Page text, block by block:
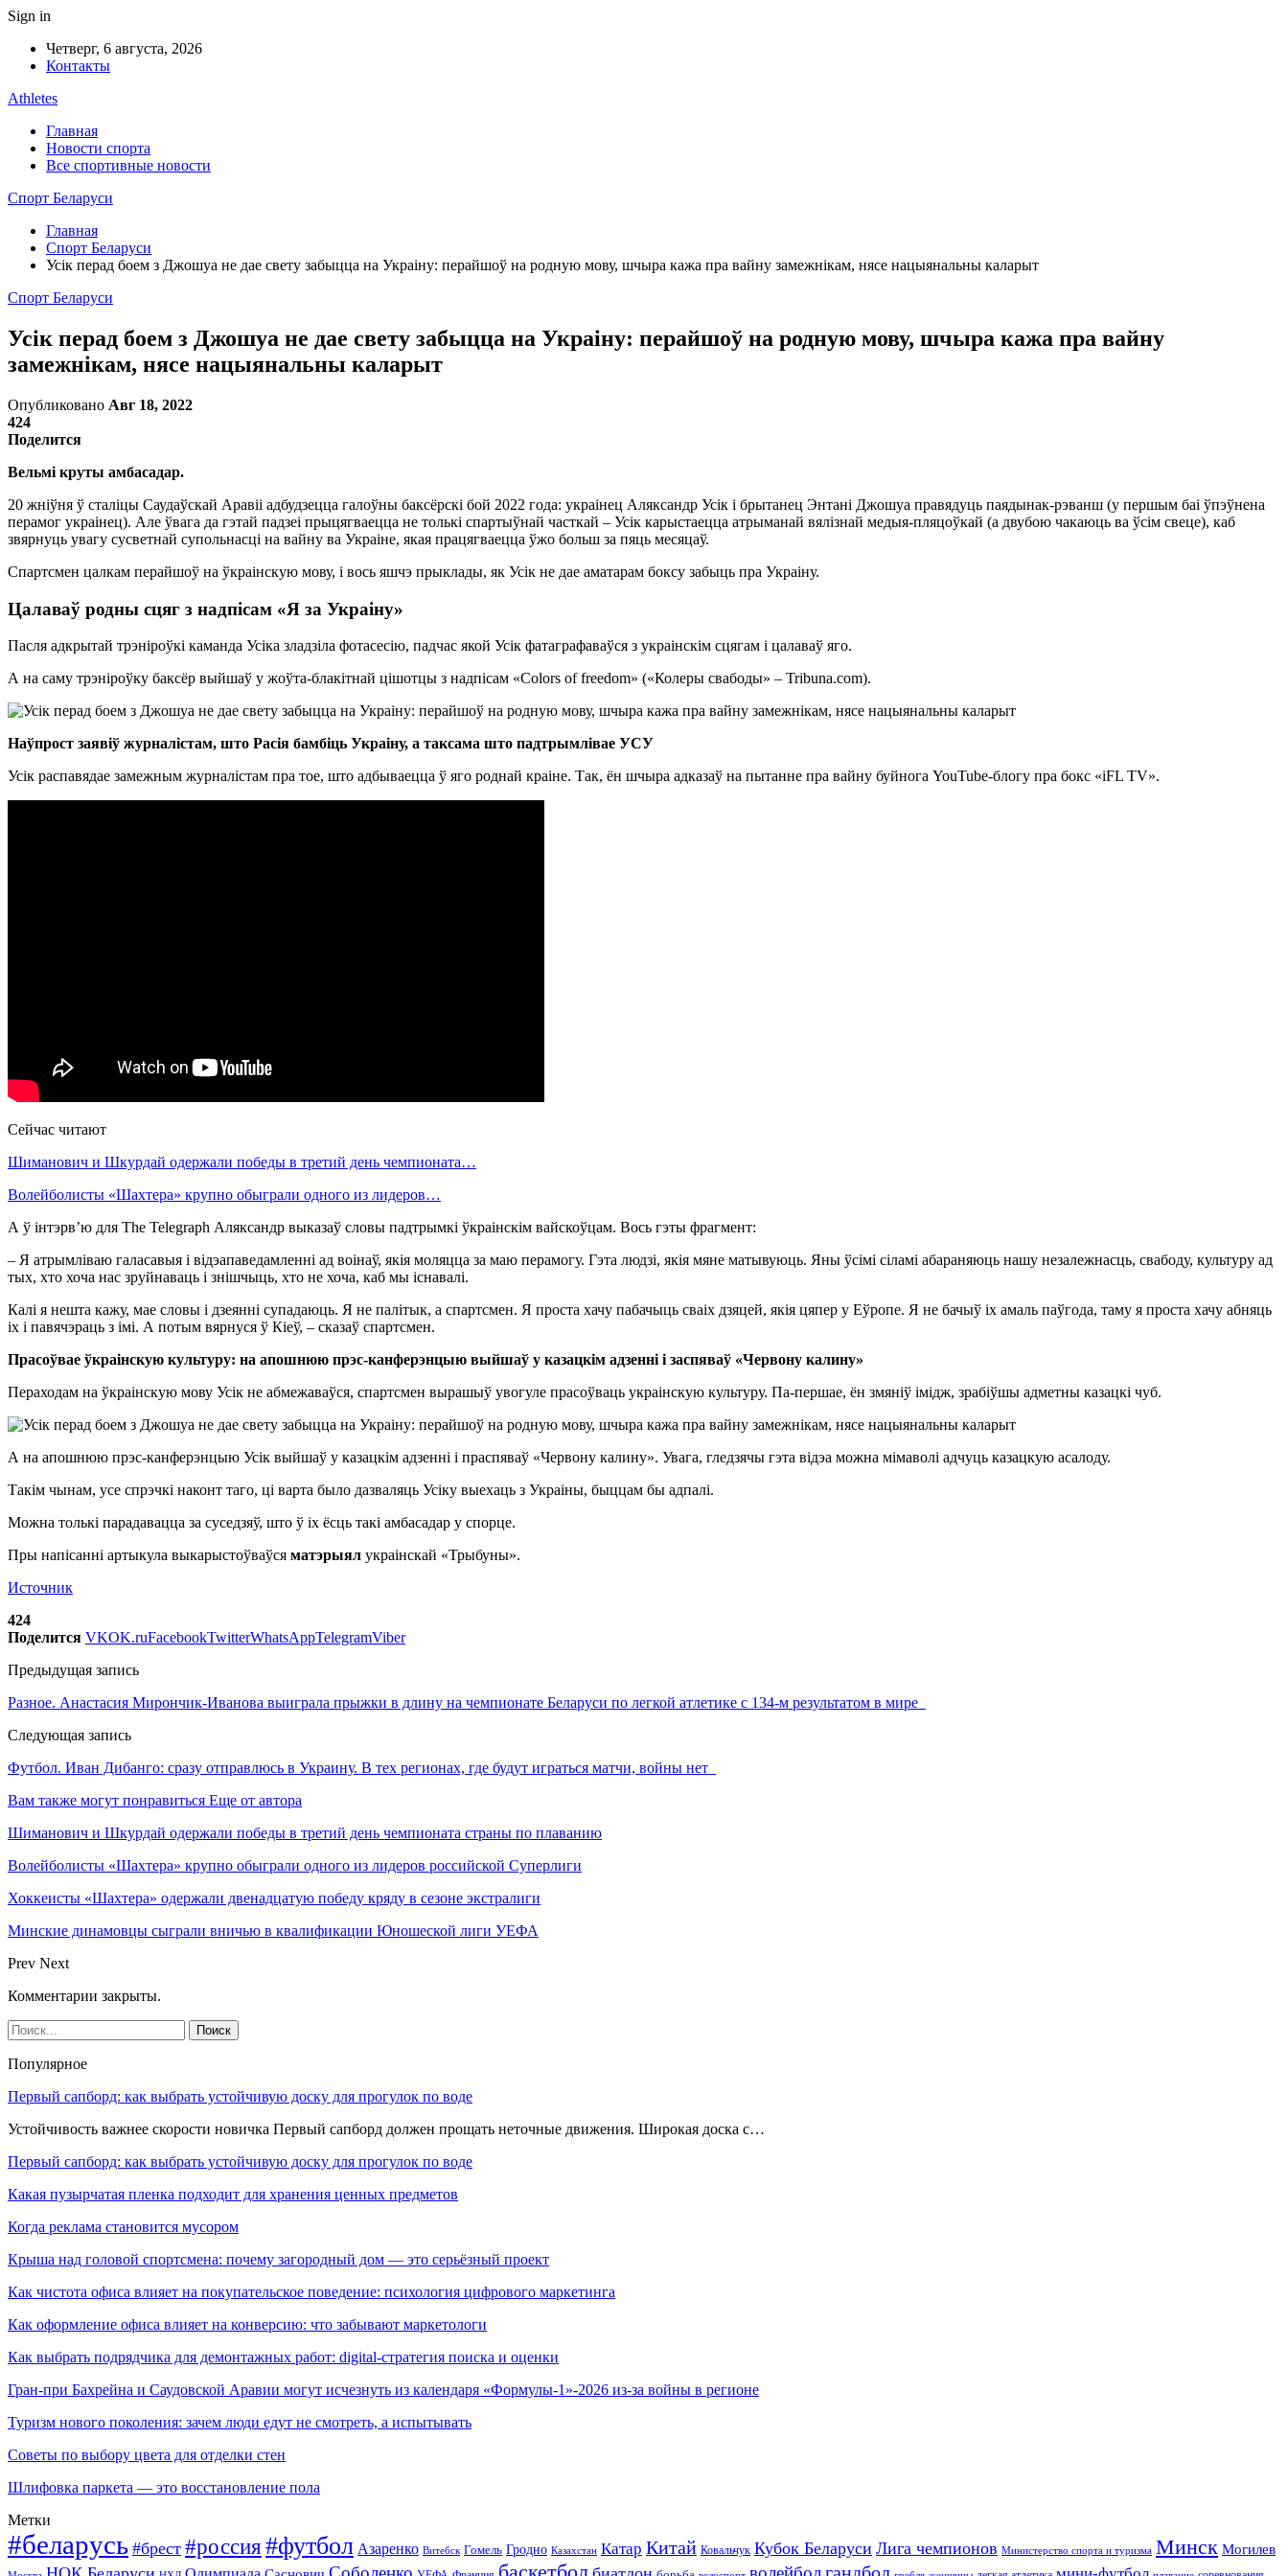
Sign in
Четверг, 6 августа, 2026
Контакты
Athletes
Главная
Новости спорта
Все спортивные новости
Спорт Беларуси
Главная
Спорт Беларуси
Усік перад боем з Джошуа не дае свету забыцца на Украіну: перайшоў на родную мову, шчыра кажа пра вайну замежнікам, нясе нацыянальны каларыт
Спорт Беларуси
Усік перад боем з Джошуа не дае свету забыцца на Украіну: перайшоў на родную мову, шчыра кажа пра вайну
замежнікам, нясе нацыянальны каларыт
Опубликовано Авг 18, 2022
424
Поделится
Вельмі круты амбасадар.
20 жніўня ў сталіцы Саудаўскай Аравіі адбудзецца галоўны баксёрскі бой 2022 года: украінец Аляксандр Усік і брытанец Энтані Джошуа правядуць паядынак-рэванш (у першым баі ўпэўнена
перамог украінец). Але ўвага да гэтай падзеі прыцягваецца не толькі спартыўнай часткай – Усік карыстаецца атрыманай вялізнай медыя-пляцоўкай (а двубою чакаюць ва ўсім свеце), каб
звярнуць увагу сусветнай супольнасці на вайну ва Украіне, якая працягваецца ўжо больш за пяць месяцаў.
Спартсмен цалкам перайшоў на ўкраінскую мову, і вось яшчэ прыклады, як Усік не дае аматарам боксу забыць пра Украіну.
Цалаваў родны сцяг з надпісам «Я за Украіну»
Пасля адкрытай трэніроўкі каманда Усіка зладзіла фотасесію, падчас якой Усік фатаграфаваўся з украінскім сцягам і цалаваў яго.
А на саму трэніроўку баксёр выйшаў у жоўта-блакітнай цішотцы з надпісам «Colors of freedom» («Колеры свабоды» – Tribuna.com).
Наўпрост заявіў журналістам, што Расія бамбіць Украіну, а таксама што падтрымлівае УСУ
Усік распавядае замежным журналістам пра тое, што адбываецца ў яго роднай краіне. Так, ён шчыра адказаў на пытанне пра вайну буйнога YouTube-блогу пра бокс «iFL TV».
Сейчас читают
Шиманович и Шкурдай одержали победы в третий день чемпионата…
Волейболисты «Шахтера» крупно обыграли одного из лидеров…
А ў інтэрв’ю для The Telegraph Аляксандр выказаў словы падтрымкі ўкраінскім вайскоўцам. Вось гэты фрагмент:
– Я атрымліваю галасавыя і відэапаведамленні ад воінаў, якія моляцца за маю перамогу. Гэта людзі, якія мяне матывуюць. Яны ўсімі сіламі абараняюць нашу незалежнасць, свабоду, культуру ад
тых, хто хоча нас зруйнаваць і знішчыць, хто не хоча, каб мы існавалі.
Калі я нешта кажу, мае словы і дзеянні супадаюць. Я не палітык, а спартсмен. Я проста хачу пабачыць сваіх дзяцей, якія цяпер у Еўропе. Я не бачыў іх амаль паўгода, таму я проста хачу абняць
іх і павячэраць з імі. А потым вярнуся ў Кіеў, – сказаў спартсмен.
Прасоўвае ўкраінскую культуру: на апошнюю прэс-канферэнцыю выйшаў у казацкім адзенні і заспяваў «Червону калину»
Пераходам на ўкраінскую мову Усік не абмежаваўся, спартсмен вырашыў увогуле прасоўваць украінскую культуру. Па-першае, ён змяніў імідж, зрабіўшы адметны казацкі чуб.
А на апошнюю прэс-канферэнцыю Усік выйшаў у казацкім адзенні і праспяваў «Червону калину». Увага, гледзячы гэта відэа можна мімаволі адчуць казацкую асалоду.
Такім чынам, усе спрэчкі наконт таго, ці варта было дазваляць Усіку выехаць з Украіны, быццам бы адпалі.
Можна толькі парадавацца за суседзяў, што ў іх ёсць такі амбасадар у спорце.
Пры напісанні артыкула выкарыстоўваўся матэрыял украінскай «Трыбуны».
Источник
424
Поделится VKOK.ruFacebookTwitterWhatsAppTelegramViber
Предыдущая запись
Разное. Анастасия Мирончик-Иванова выиграла прыжки в длину на чемпионате Беларуси по легкой атлетике с 134-м результатом в мире
Следующая запись
Футбол. Иван Дибанго: сразу отправлюсь в Украину. В тех регионах, где будут играться матчи, войны нет
Вам также могут понравиться Еще от автора
Шиманович и Шкурдай одержали победы в третий день чемпионата страны по плаванию
Волейболисты «Шахтера» крупно обыграли одного из лидеров российской Суперлиги
Хоккеисты «Шахтера» одержали двенадцатую победу кряду в сезоне экстралиги
Минские динамовцы сыграли вничью в квалификации Юношеской лиги УЕФА
Prev Next
Комментарии закрыты.
Популярное
Первый сапборд: как выбрать устойчивую доску для прогулок по воде
Устойчивость важнее скорости новичка Первый сапборд должен прощать неточные движения. Широкая доска с…
Первый сапборд: как выбрать устойчивую доску для прогулок по воде
Какая пузырчатая пленка подходит для хранения ценных предметов
Когда реклама становится мусором
Крыша над головой спортсмена: почему загородный дом — это серьёзный проект
Как чистота офиса влияет на покупательское поведение: психология цифрового маркетинга
Как оформление офиса влияет на конверсию: что забывают маркетологи
Как выбрать подрядчика для демонтажных работ: digital-стратегия поиска и оценки
Гран-при Бахрейна и Саудовской Аравии могут исчезнуть из календаря «Формулы-1»-2026 из-за войны в регионе
Туризм нового поколения: зачем люди едут не смотреть, а испытывать
Советы по выбору цвета для отделки стен
Шлифовка паркета — это восстановление пола
Метки
#беларусь #брест #россия#футбол Азаренко Витебск Гомель Гродно Казахстан Катар Китай Ковальчук Кубок Беларуси Лига чемпионов Министерство спорта и туризма Минск Могилев